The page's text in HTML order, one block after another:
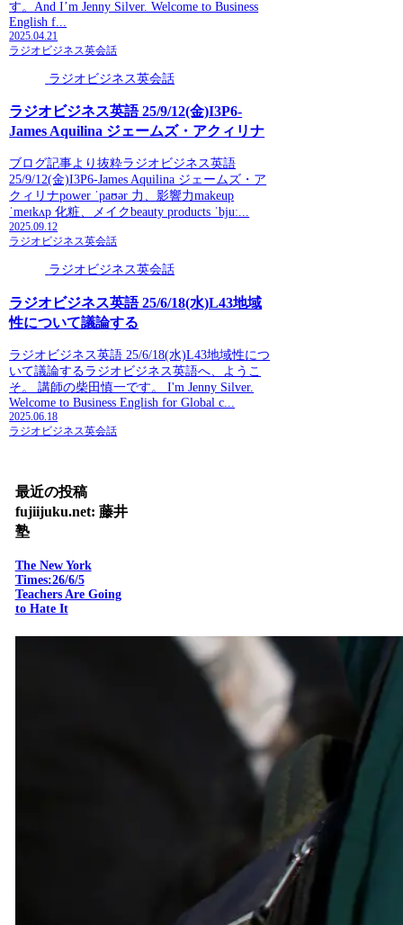
す。And I’m Jenny Silver. Welcome to Business
English f...
2025.04.21
ラジオビジネス英会話
ラジオビジネス英会話
ラジオビジネス英語 25/9/12(金)I3P6-
James Aquilina ジェームズ・アクィリナ
ブログ記事より抜粋ラジオビジネス英語
25/9/12(金)I3P6-James Aquilina ジェームズ・ア
クィリナpower ˈpaʊər 力、影響力makeup
ˈmeɪkʌp 化粧、メイクbeauty products ˈbjuː...
2025.09.12
ラジオビジネス英会話
ラジオビジネス英会話
ラジオビジネス英語 25/6/18(水)L43地域
性について議論する
ラジオビジネス英語 25/6/18(水)L43地域性につ
いて議論するラジオビジネス英語へ、ようこ
そ。 講師の柴田慎一です。 I'm Jenny Silver.
Welcome to Business English for Global c...
2025.06.18
ラジオビジネス英会話
最近の投稿
fujiijuku.net: 藤井
塾
The New York
Times:26/6/5
Teachers Are Going
to Hate It